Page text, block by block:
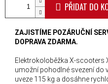
PŘIDAT DO
ZAJISTÍME POZÁRUČNÍ
DOPRAVA ZDARMA.
Elektrokoloběžka X-scooters
umožní pohodlné svezení do
uveze 115 kg a dosáhne